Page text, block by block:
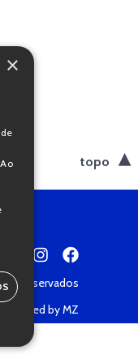
topo
reservados
Powered by MZ
×